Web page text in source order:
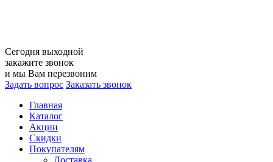
Сегодня выходной
закажите звонок
и мы Вам перезвоним
Задать вопрос Заказать звонок
Главная
Каталог
Акции
Скидки
Покупателям
Доставка